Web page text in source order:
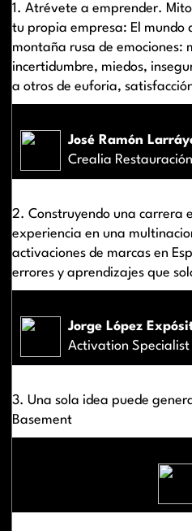
1. Atrévete a emprender.
tu propia empresa: El mundo
montaña rusa de emociones:
incertidumbre, miedos,
a otros de euforia,
José Ramón
Crealia
2. Construyendo una carrera
experiencia en una
activaciones de marcas en
errores y aprendizajes que
Jorge López
Activation Specialist
3. Una sola idea puede
Basement